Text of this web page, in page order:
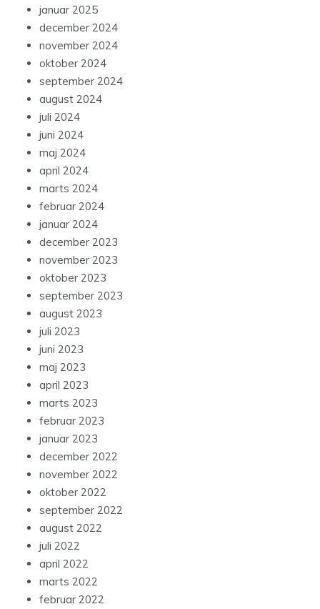
januar 2025
december 2024
november 2024
oktober 2024
september 2024
august 2024
juli 2024
juni 2024
maj 2024
april 2024
marts 2024
februar 2024
januar 2024
december 2023
november 2023
oktober 2023
september 2023
august 2023
juli 2023
juni 2023
maj 2023
april 2023
marts 2023
februar 2023
januar 2023
december 2022
november 2022
oktober 2022
september 2022
august 2022
juli 2022
april 2022
marts 2022
februar 2022